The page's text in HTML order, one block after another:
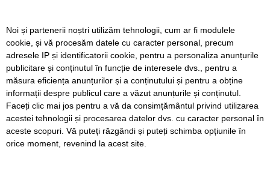
Timiș Online
ISSN 3008-2323
ISSN-L 3008-2323
Noi și partenerii noștri utilizăm tehnologii, cum ar fi modulele
cookie, și vă procesăm datele cu caracter personal, precum
adresele IP și identificatorii cookie, pentru a personaliza anunțurile
publicitare și conținutul în funcție de interesele dvs., pentru a
măsura eficiența anunțurilor și a conținutului și pentru a obține
informații despre publicul care a văzut anunțurile și conținutul.
Faceți clic mai jos pentru a vă da consimțământul privind utilizarea
acestei tehnologii și procesarea datelor dvs. cu caracter personal în
aceste scopuri. Vă puteți răzgândi și puteți schimba opțiunile în
orice moment, revenind la acest site.